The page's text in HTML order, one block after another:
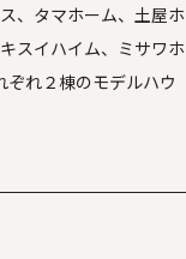
、タマホーム、土屋ホ
スイハイム、ミサワホ
れ２棟のモデルハウ